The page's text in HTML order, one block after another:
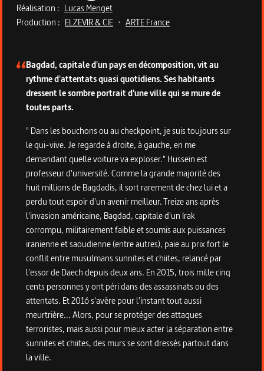
Réalisation : Lucas Menget
Production : ELZEVIR & CIE • ARTE France
Bagdad, capitale d'un pays en décomposition, vit au
rythme d'attentats quasi quotidiens. Ses habitants
dressent le sombre portrait d'une ville qui se mure de
toutes parts.
" Dans les bouchons ou au checkpoint, je suis toujours sur
le qui-vive. Je regarde à droite, à gauche, en me
demandant quelle voiture va exploser." Hussein est
professeur d'université. Comme la grande majorité des
huit millions de Bagdadis, il sort rarement de chez lui et a
perdu tout espoir d'un avenir meilleur. Treize ans après
l'invasion américaine, Bagdad, capitale d'un Irak
corrompu, militairement faible et soumis aux puissances
iranienne et saoudienne (entre autres), paie au prix fort le
conflit entre musulmans sunnites et chiites, relancé par
l'essor de Daech depuis deux ans. En 2015, trois mille cinq
cents personnes y ont péri dans des assassinats ou des
attentats. Et 2016 s'avère pour l'instant tout aussi
meurtrière... Alors, pour se protéger des attaques
terroristes, mais aussi pour mieux acter la séparation entre
sunnites et chiites, des murs se sont dressés partout dans
la ville.